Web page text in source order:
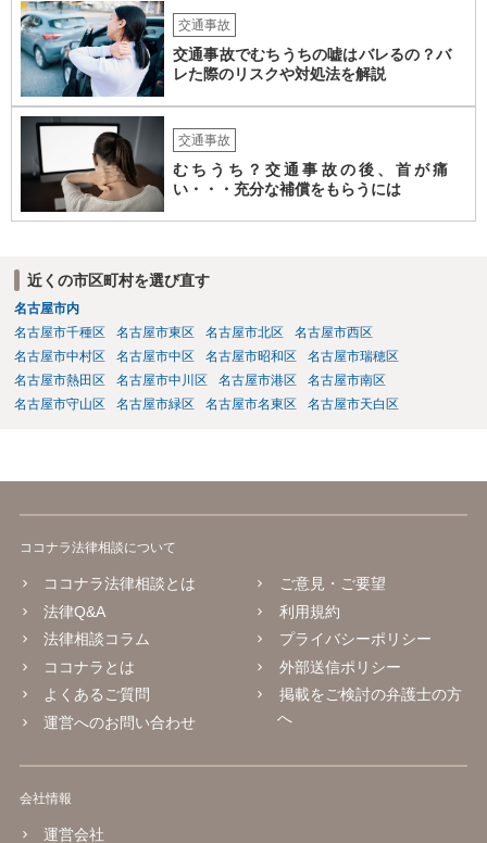
交通事故
交通事故でむちうちの嘘はバレるの？バ
レた際のリスクや対処法を解説
交通事故
むちうち？交通事故の後、首が痛
い・・・充分な補償をもらうには
近くの市区町村を選び直す
名古屋市内
名古屋市千種区
名古屋市東区 名古屋市北区
名古屋市西区
名古屋市中村区
名古屋市中区 名古屋市昭和区
名古屋市瑞穂区
名古屋市熱田区
名古屋市中川区 名古屋市港区
名古屋市南区
名古屋市守山区
名古屋市緑区 名古屋市名東区 名古屋市天白区
ココナラ法律相談について
ココナラ法律相談とは
法律Q&A
法律相談コラム
ココナラとは
よくあるご質問
運営へのお問い合わせ
ご意見・ご要望
利用規約
プライバシーポリシー
外部送信ポリシー
掲載をご検討の弁護士の方
へ
会社情報
運営会社